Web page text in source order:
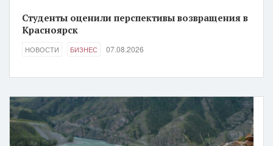
Студенты оценили перспективы возвращения в
Красноярск
НОВОСТИ БИЗНЕС 07.08.2026